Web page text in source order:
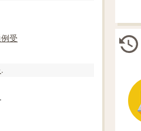
受
.
.